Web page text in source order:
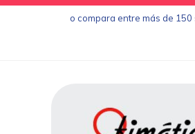
o compara entre más de 150